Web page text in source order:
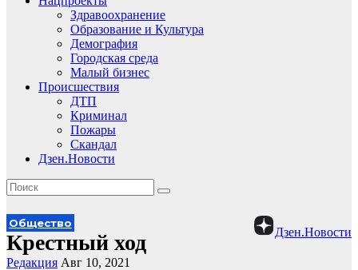
Здравоохранение
Образование и Культура
Демография
Городская среда
Малый бизнес
Происшествия
ДТП
Криминал
Пожары
Скандал
Дзен.Новости
Дзен.Новости
Общество
Крестный ход
Редакция Авг 10, 2021